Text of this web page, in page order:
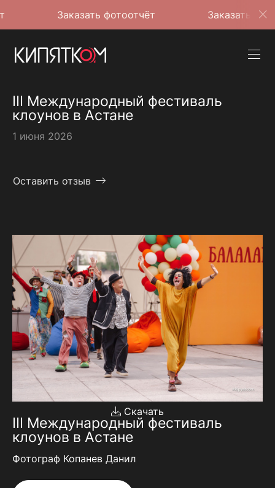
Заказать фотоотчёт Заказать фотоотчёт
III Международный фестиваль
клоунов в Астане
1 июня 2026
Оставить отзыв
Скачать
III Международный фестиваль
клоунов в Астане
Фотограф Копанев Данил